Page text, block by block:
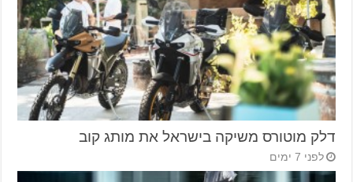
דלק מוטורס משיקה בישראל את מותג קוב
לפני 7 ימים